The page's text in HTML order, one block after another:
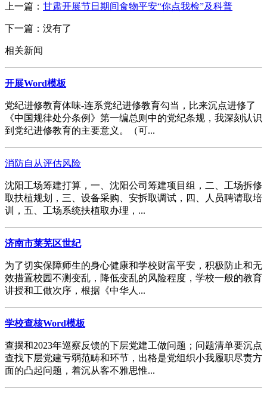
上一篇： 甘肃开展节日期间食物平安“你点我检”及科普
下一篇：没有了
相关新闻
开展Word模板
党纪进修教育体味-连系党纪进修教育勾当，比来沉点进修了
《中国规律处分条例》第一编总则中的党纪条规，我深刻认识
到党纪进修教育的主要意义。（可...
消防自从评估风险
沈阳工场筹建打算，一、沈阳公司筹建项目组，二、工场拆修
取扶植规划，三、设备采购、安拆取调试，四、人员聘请取培
训，五、工场系统扶植取办理，...
济南市莱芜区世纪
为了切实保障师生的身心健康和学校财富平安，积极防止和无
效措置校园不测变乱，降低变乱的风险程度，学校一般的教育
讲授和工做次序，根据《中华人...
学校查核Word模板
查摆和2023年巡察反馈的下层党建工做问题；问题清单要沉点
查找下层党建亏弱范畴和环节，出格是党组织小我履职尽责方
面的凸起问题，着沉从客不雅思惟...